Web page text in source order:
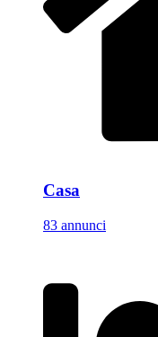
Casa
83 annunci